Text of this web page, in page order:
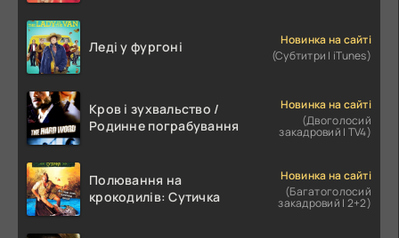
Леді у фургоні
Новинка на сайті
(Субтитри | iTunes)
Кров і зухвальство /
Родинне пограбування
Новинка на сайті
(Двоголосий
закадровий | TV4)
Полювання на
крокодилів: Сутичка
Новинка на сайті
(Багатоголосий
закадровий | 2+2)